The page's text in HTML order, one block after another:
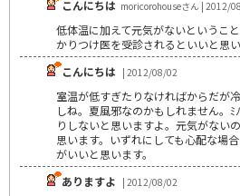
こんにちは moricorohouseさん | 2012/
低体温に加えて元気がないというこ
かりつけ医を受診されるといいと思い
こんにちは | 2012/08/02
室温が低すぎたりなければからだが
しね。夏風邪なのかもしれません。
りしないと思いますよ。元気がない
思います。いずれにしても心配な場
がいいと思います。
ありますよ | 2012/08/02